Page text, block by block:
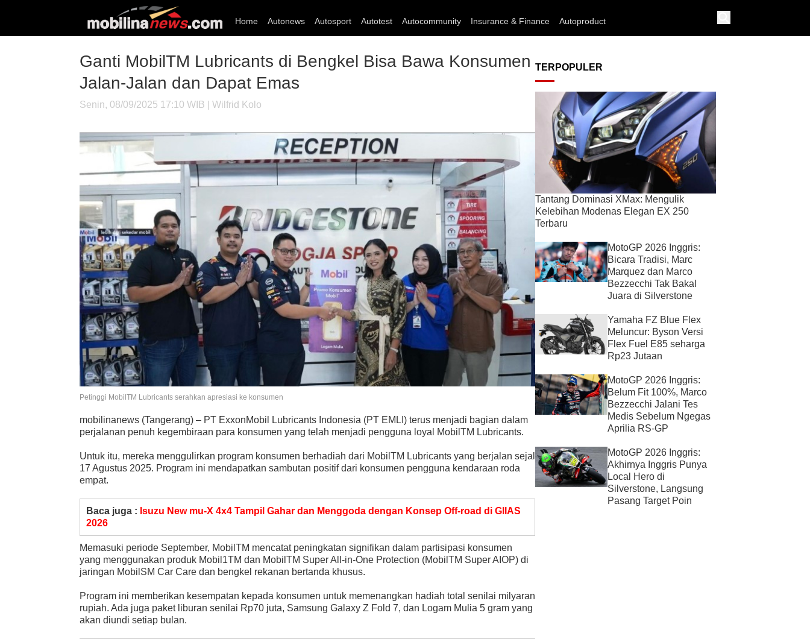
Home Autonews Autosport Autotest Autocommunity Insurance & Finance Autoproduct
Ganti MobilTM Lubricants di Bengkel Bisa Bawa Konsumen
Jalan-Jalan dan Dapat Emas
Senin, 08/09/2025 17:10 WIB | Wilfrid Kolo
Petinggi MobilTM Lubricants serahkan apresiasi ke konsumen
mobilinanews (Tangerang) – PT ExxonMobil Lubricants Indonesia (PT EMLI) terus menjadi bagian dalam
perjalanan penuh kegembiraan para konsumen yang telah menjadi pengguna loyal MobilTM Lubricants.
Untuk itu, mereka menggulirkan program konsumen berhadiah dari MobilTM Lubricants yang berjalan sejal
17 Agustus 2025. Program ini mendapatkan sambutan positif dari konsumen pengguna kendaraan roda
empat.
Baca juga : Isuzu New mu-X 4x4 Tampil Gahar dan Menggoda dengan Konsep Off-road di GIIAS
2026
Memasuki periode September, MobilTM mencatat peningkatan signifikan dalam partisipasi konsumen
yang menggunakan produk Mobil1TM dan MobilTM Super All-in-One Protection (MobilTM Super AIOP) di
jaringan MobilSM Car Care dan bengkel rekanan bertanda khusus.
Program ini memberikan kesempatan kepada konsumen untuk memenangkan hadiah total senilai milyaran
rupiah. Ada juga paket liburan senilai Rp70 juta, Samsung Galaxy Z Fold 7, dan Logam Mulia 5 gram yang
akan diundi setiap bulan.
TERPOPULER
Tantang Dominasi XMax: Mengulik
Kelebihan Modenas Elegan EX 250
Terbaru
MotoGP 2026 Inggris:
Bicara Tradisi, Marc
Marquez dan Marco
Bezzecchi Tak Bakal
Juara di Silverstone
Yamaha FZ Blue Flex
Meluncur: Byson Versi
Flex Fuel E85 seharga
Rp23 Jutaan
MotoGP 2026 Inggris:
Belum Fit 100%, Marco
Bezzecchi Jalani Tes
Medis Sebelum Ngegas
Aprilia RS-GP
MotoGP 2026 Inggris:
Akhirnya Inggris Punya
Local Hero di
Silverstone, Langsung
Pasang Target Poin